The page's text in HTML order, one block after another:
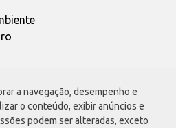
a navegação, desempenho e
o conteúdo, exibir anúncios e
podem ser alteradas, exceto
S.A.
6169, Vila Maria, São Paulo - SP | CEP
75.315.333/0001-09